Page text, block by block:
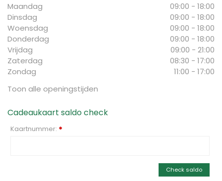
Maandag
09:00 - 18:00
Dinsdag
09:00 - 18:00
Woensdag
09:00 - 18:00
Donderdag
09:00 - 18:00
Vrijdag
09:00 - 21:00
Zaterdag
08:30 - 17:00
Zondag
11:00 - 17:00
Toon alle openingstijden
Cadeaukaart saldo check
Kaartnummer: *
Check saldo